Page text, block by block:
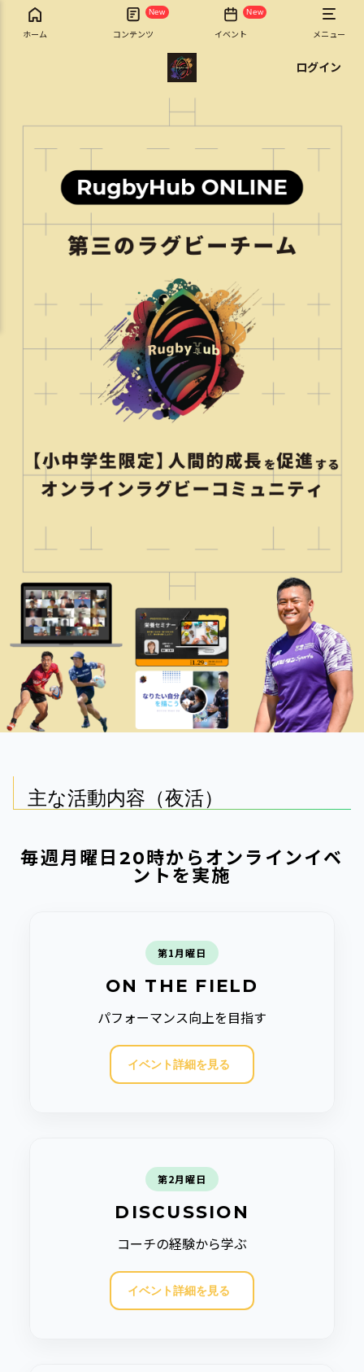
ホーム
New
コンテンツ
New
イベント メニュー
ログイン
主な活動内容（夜活）
毎週月曜日20時からオンラインイベ
ントを実施
第1月曜日
ON THE FIELD
パフォーマンス向上を目指す
イベント詳細を見る
第2月曜日
DISCUSSION
コーチの経験から学ぶ
イベント詳細を見る